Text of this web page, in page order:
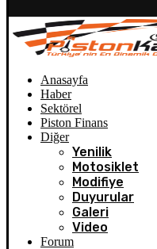
Anasayfa
Haber
Sektörel
Piston Finans
Diğer
Yenilik
Motosiklet
Modifiye
Duyurular
Galeri
Video
Forum